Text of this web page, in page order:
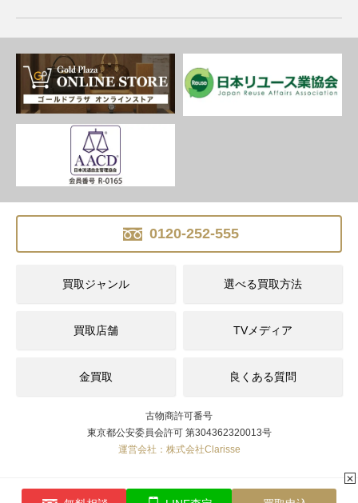
0120-252-555
買取ジャンル 選べる買取方法
買取店舗 TVメディア
金買取 良くある質問
古物商許可番号
東京都公安委員会許可 第304362320013号
運営会社：株式会社Clarisse
✕